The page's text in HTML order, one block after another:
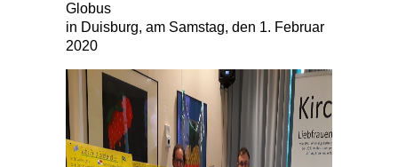
Globus
in Duisburg, am Samstag, den 1. Februar
2020